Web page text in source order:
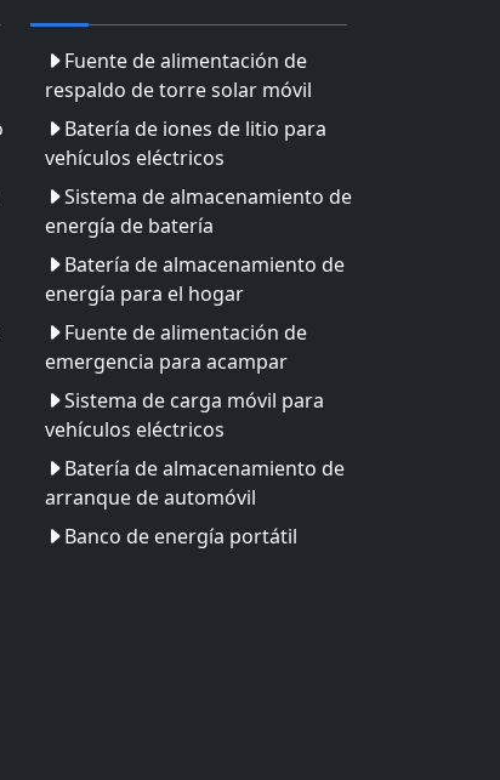
Fuente de alimentación de
respaldo de torre solar móvil
Batería de iones de litio para
vehículos eléctricos
Sistema de almacenamiento de
energía de batería
Batería de almacenamiento de
energía para el hogar
Fuente de alimentación de
emergencia para acampar
Sistema de carga móvil para
vehículos eléctricos
Batería de almacenamiento de
arranque de automóvil
Banco de energía portátil